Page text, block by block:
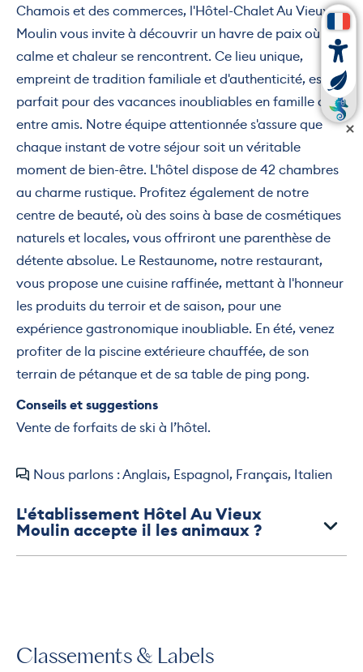
Chamois et des commerces, l'Hôtel-Chalet Au Vieux
Moulin vous invite à découvrir un havre de paix où
calme et chaleur se rencontrent. Ce lieu unique,
empreint de tradition familiale et d'authenticité, est
parfait pour des vacances inoubliables en famille ou
entre amis. Notre équipe attentionnée s'assure que
chaque instant de votre séjour soit un véritable
moment de bien-être. L'hôtel dispose de 42 chambres
au charme rustique. Profitez également de notre
centre de beauté, où des soins à base de cosmétiques
naturels et locales, vous offriront une parenthèse de
détente absolue. Le Restaunome, notre restaurant,
vous propose une cuisine raffinée, mettant à l'honneur
les produits du terroir et de saison, pour une
expérience gastronomique inoubliable. En été, venez
profiter de la piscine extérieure chauffée, de son
terrain de pétanque et de sa table de ping pong.
Conseils et suggestions
Vente de forfaits de ski à l’hôtel.
Nous parlons : Anglais, Espagnol, Français, Italien
L'établissement Hôtel Au Vieux
Moulin accepte il les animaux ?
Classements & Labels